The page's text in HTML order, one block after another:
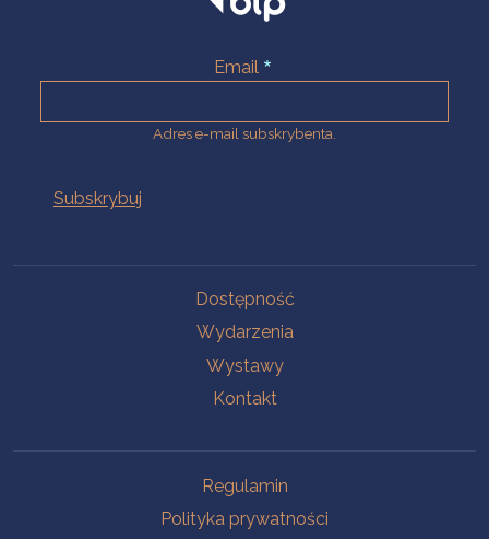
Email
Adres e-mail subskrybenta.
Dostępność
Wydarzenia
Wystawy
Kontakt
Regulamin
Polityka prywatności